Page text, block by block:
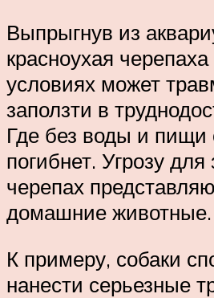
Выпрыгнув из
красноухая
условиях может
заползти в
Где без воды и пищи
погибнет. Угрозу для
черепах
домашние животные.
К примеру, собаки
нанести серьезные